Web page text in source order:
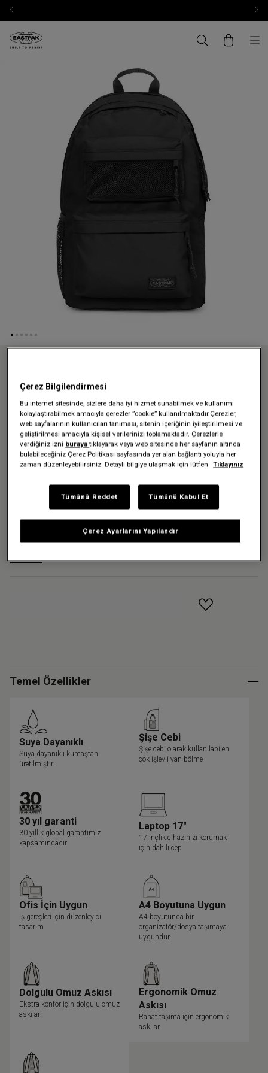
DOUBLE OFFICE BLACK SIRT
ÇANTASI
5.599,00 TL
H 47 x W 29,5 x D 28 cm | 30 L
Temel Özellikler
Suya Dayanıklı
Suya dayanıklı kumaştan
üretilmiştir
Şişe Cebi
Şişe cebi olarak kullanılabilen
çok işlevli yan bölme
30 yıl garanti
30 yıllık global garantimiz
kapsamındadır
Laptop 17"
17 inçlik cihazınızı korumak
için dahili cep
Ofis İçin Uygun
İş gereçleri için düzenleyici
tasarım
A4 Boyutuna Uygun
A4 boyutunda bir
organizatör/dosya taşımaya
uygundur
Dolgulu Omuz Askısı
Ekstra konfor için dolgulu omuz
askıları
Ergonomik Omuz
Askısı
Rahat taşıma için ergonomik
askılar
Çerez Bilgilendirmesi
Bu internet sitesinde, sizlere daha iyi hizmet sunabilmek ve kullanımı
kolaylaştırabilmek amacıyla çerezler ”cookie” kullanılmaktadır.Çerezler,
web sayfalarının kullanıcıları tanıması, sitenin içeriğinin iyileştirilmesi ve
geliştirilmesi amacıyla kişisel verilerinizi toplamaktadır. Çerezlerle
verdiğiniz izni burayatıklayarak veya web sitesinde her sayfanın altında
bulabileceğiniz Çerez Politikası sayfasında yer alan bağlantı yoluyla her
zaman düzenleyebilirsiniz. Detaylı bilgiye ulaşmak için lütfen
Tıklayınız
Çerez Ayarlarını Yapılandır
Tümünü Reddet Tümünü Kabul Et